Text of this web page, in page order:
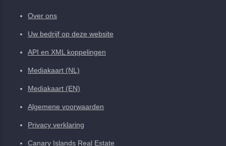
Over ons
Uw bedrijf op deze website
API en XML koppelingen
Mediakaart (NL)
Mediakaart (EN)
Algemene voorwaarden
Privacy verklaring
Canary Islands Real Estate